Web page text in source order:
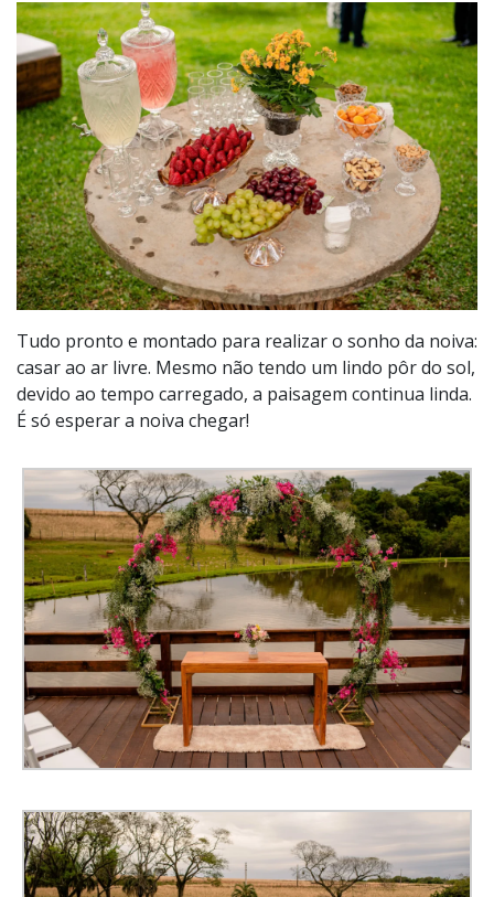
Tudo pronto e montado para realizar o sonho da noiva:
casar ao ar livre. Mesmo não tendo um lindo pôr do sol,
devido ao tempo carregado, a paisagem continua linda.
É só esperar a noiva chegar!